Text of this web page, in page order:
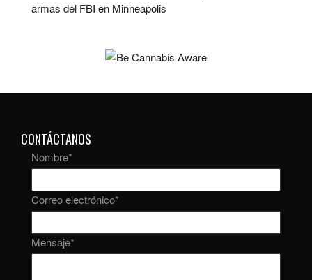
armas del FBI en Minneapolis
CONTÁCTANOS
Nombre*
Correo electrónico*
Mensaje*